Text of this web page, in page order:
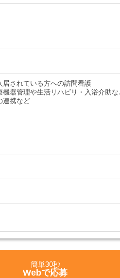
居されている方への訪問看護
機器管理や生活リハビリ・入浴介助な
連携など
簡単30秒
Webで応募